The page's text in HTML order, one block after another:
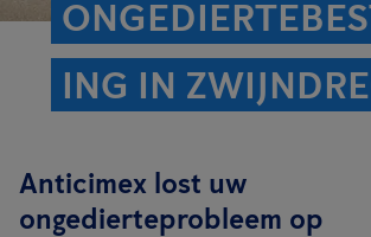
ING IN
Anticimex lost uw
ongedierteprobleem op